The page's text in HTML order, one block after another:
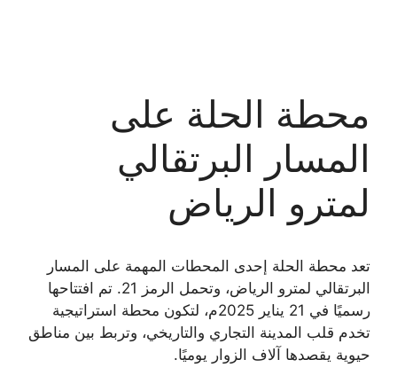
محطة الحلة على
المسار البرتقالي
لمترو الرياض
تعد محطة الحلة إحدى المحطات المهمة على المسار
البرتقالي لمترو الرياض، وتحمل الرمز 21. تم افتتاحها
رسميًا في 21 يناير 2025م، لتكون محطة استراتيجية
تخدم قلب المدينة التجاري والتاريخي، وتربط بين مناطق
حيوية يقصدها آلاف الزوار يوميًا.